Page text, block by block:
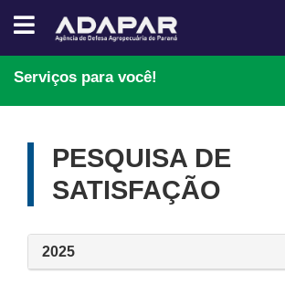
AGÊNCIA
DE
DEFESA
AGROPECUÁRIA
PARANÁ
ADAPAR
Serviços para você!
PESQUISA DE
SATISFAÇÃO
2025